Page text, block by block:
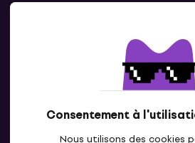
Consentement à
Nous utilisons des cookies
Contacte nous